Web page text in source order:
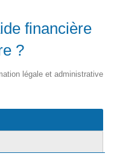
financière
?
légale et administrative